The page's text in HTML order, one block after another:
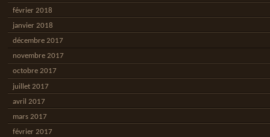
février 2018
janvier 2018
décembre 2017
novembre 2017
octobre 2017
juillet 2017
avril 2017
mars 2017
février 2017